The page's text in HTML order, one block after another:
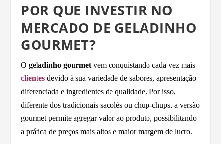
POR QUE INVESTIR NO
MERCADO DE GELADINHO
GOURMET?
Ogeladinho gourmet vem conquistando cada vez mais
clientes devido à sua variedade de sabores, apresentação
diferenciada e ingredientes de qualidade. Por isso,
diferente dos tradicionais sacolés ou chup-chups, a versão
gourmet permite agregar valor ao produto, possibilitando
a prática de preços mais altos e maior margem de lucro.